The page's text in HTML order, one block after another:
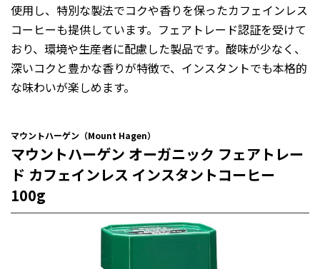
使用し、特別な製法でコクや香りを保ったカフェインレス
コーヒーも提供しています。フェアトレード認証を受けて
おり、環境や生産者に配慮した製品です。酸味が少なく、
深いコクと豊かな香りが特徴で、インスタントでも本格的
な味わいが楽しめます。
マウントハーゲン（Mount Hagen）
マウントハーゲン オーガニック フェアトレー
ド カフェインレス インスタントコーヒー
100g